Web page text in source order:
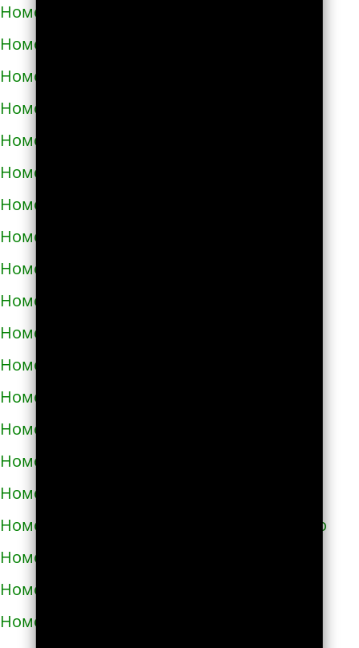
Номера телефонов такси в Пологах
Номера телефонов такси в Полонном
Номера телефонов такси в Полтаве
Номера телефонов такси в Прилуках
Номера телефонов такси в Путивле
Номера телефонов такси в Пятихатках
Номера телефонов такси в Раздельной
Номера телефонов такси в Ракитном
Номера телефонов такси в Рахове
Номера телефонов такси в Рени
Номера телефонов такси в Ровно
Номера телефонов такси в Ромнах
Номера телефонов такси в Самборе
Номера телефонов такси в Сарнах
Номера телефонов такси в Сваляве
Номера телефонов такси в Светловодске
Номера телефонов такси в Синельниково
Номера телефонов такси в Скадовске
Номера телефонов такси в Сквире
Номера телефонов такси в Славуте